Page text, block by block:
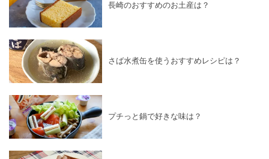
長崎のおすすめのお土産は？
さば水煮缶を使うおすすめレシピは？
プチっと鍋で好きな味は？